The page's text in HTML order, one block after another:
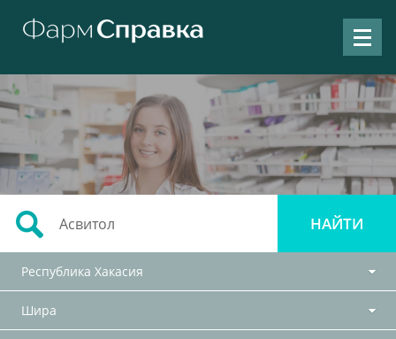
Республика Хакасия
Шира